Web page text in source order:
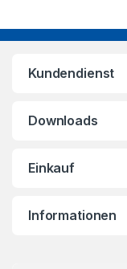
Kundendienst
Downloads
Einkauf
Informationen